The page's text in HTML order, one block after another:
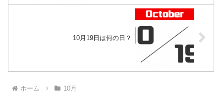
10月19日は何の日？
ホーム 10月